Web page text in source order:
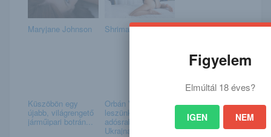
Maryjane Johnson Shrima Malati
Küszöbön egy
újabb, világrengető
járműipari botrán...
Orbán Viktor: nem
leszünk
adósrabszolgák
Ukrajna k...
Figyelem
Elmúltál 18 éves?
IGEN NEM